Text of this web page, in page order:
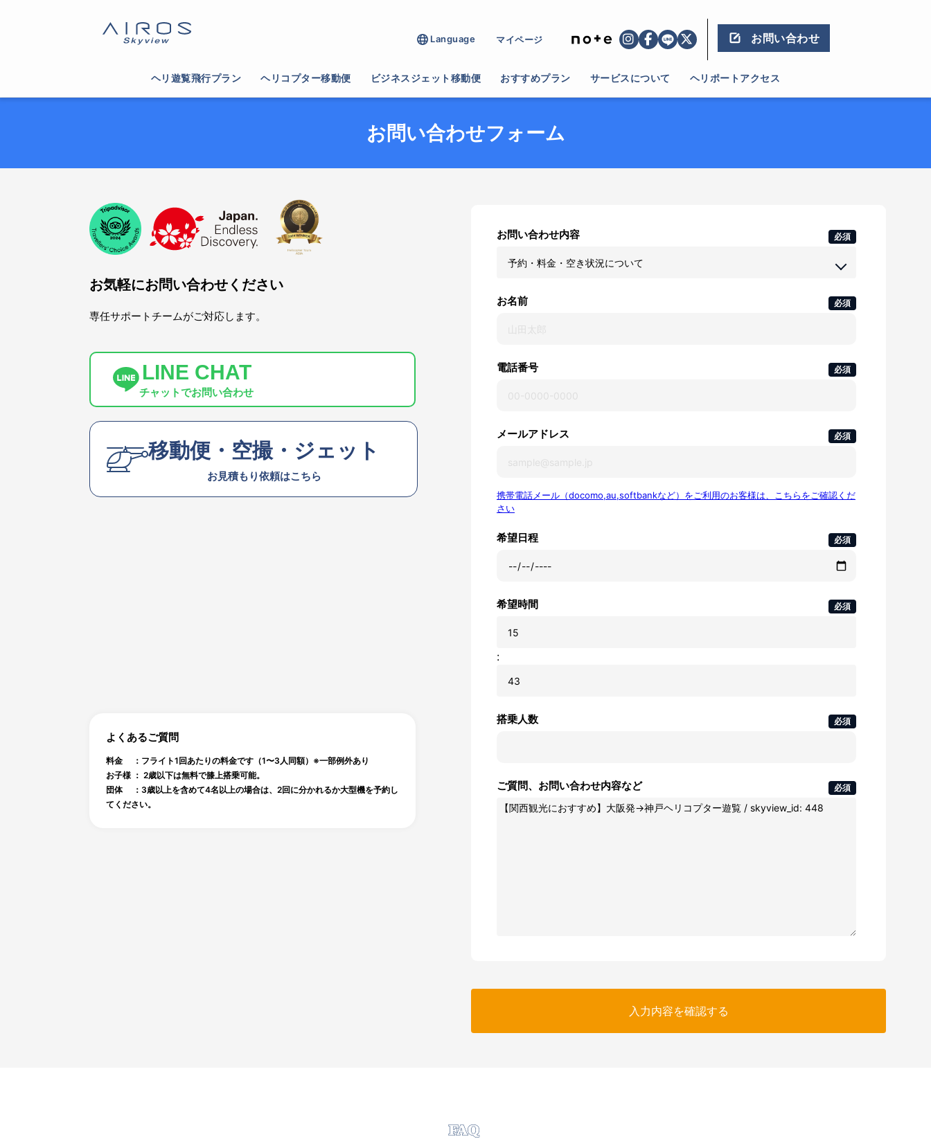
Language マイページ お問い合わせ
ヘリ遊覧飛行プラン ヘリコプター移動便 ビジネスジェット移動便 おすすめプラン サービスについて ヘリポートアクセス
お問い合わせフォーム
お気軽にお問い合わせください
専任サポートチームがご対応します。
LINE CHAT
チャットでお問い合わせ
移動便・空撮・ジェット
お見積もり依頼はこちら
お問い合わせ内容 必須
お名前 必須
電話番号 必須
メールアドレス 必須
携帯電話メール（docomo,au,softbankなど）をご利用のお客様は、こちらをご確認くだ
さい
希望日程 必須
希望時間 必須
:
搭乗人数 必須
ご質問、お問い合わせ内容など 必須
よくあるご質問
料金 ：フライト1回あたりの料金です（1〜3人同額）※一部例外あり
お子様 ： 2歳以下は無料で膝上搭乗可能。
団体 ：3歳以上を含めて4名以上の場合は、2回に分かれるか大型機を予約し
てください。
FAQ